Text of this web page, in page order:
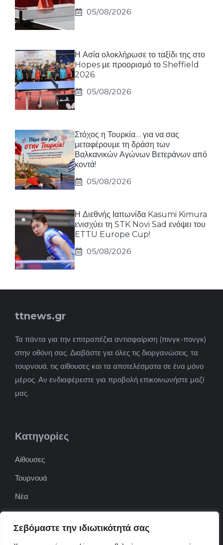
Σεβόμαστε την ιδιωτικότητά σας
05/08/2026
Η Ασία ολοκλήρωσε το ταξίδι της στο
Hopes με προορισμό το Sheffield
2026
05/08/2026
Στόχος η Τουρκία… για να σας
μεταφέρουμε τη δράση των
Βαλκανικών Αγώνων Βετεράνων από
κοντά!
05/08/2026
Η Διεθνής Ιαπωνίδα Kasumi Kimura
ενισχύει τη STK Novi Sad ενόψει του
ETTU Europe Cup!
05/08/2026
ttnews.gr
Τα πάντα για την επιτραπέζια αντισφαίριση (πινγκ-πονγκ)
στην οθόνη σας. Διαβάστε για όλες τις διοργανώσεις, τα
τουρνουά, τις αίθουσες και τα αποτελέσματα σε ένα μόνο
μέρος. Αν ενδιαφέρεστε για προβολή επικοινωνήστε μαζί
μας.
Κατηγορίες
Αίθουσες
Τουρνουά
Νέα
Επιχειρήσεις
ΠΟΦΕΠΑ